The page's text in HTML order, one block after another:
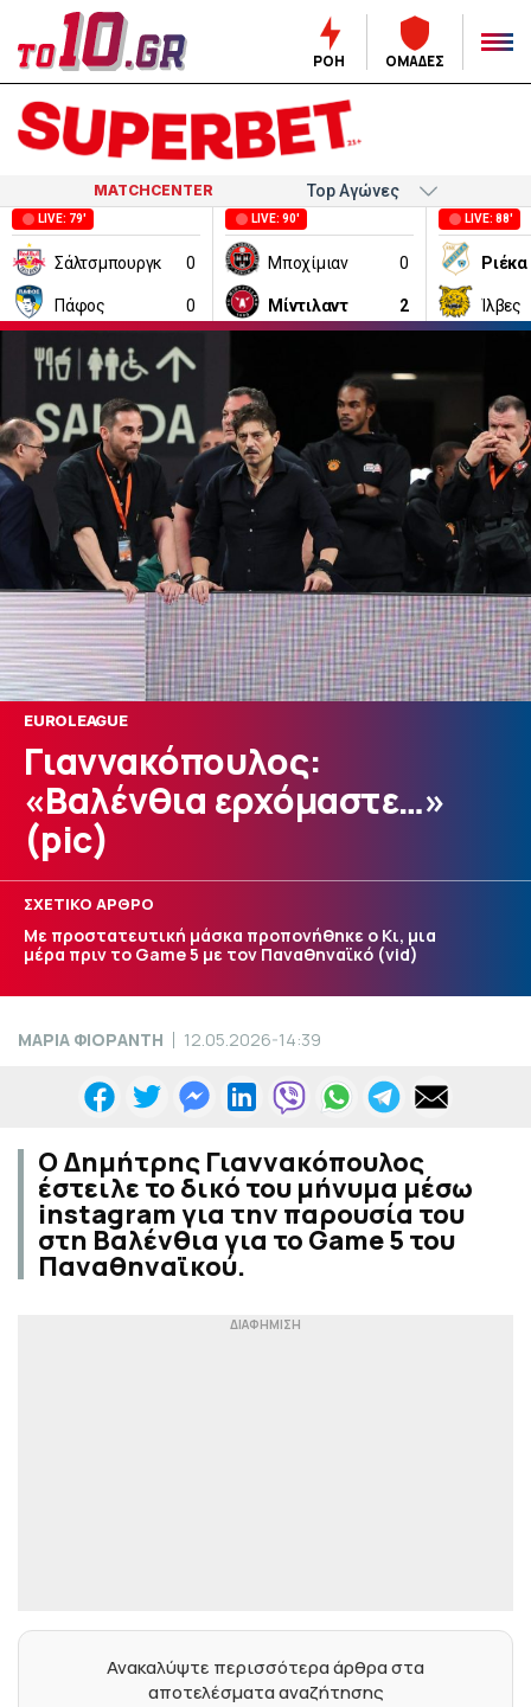
ΡΟΗ ΟΜΑΔΕΣ
MATCHCENTER
LIVE: 79'
Σάλτσμπουργκ 0
Πάφος 0
LIVE: 90'
Μποχίμιαν 0
Μίντιλαντ 2
LIVE: 88'
Ριέκα
Ίλβες
EUROLEAGUE
Γιαννακόπουλος:
«Βαλένθια ερχόμαστε…»
(pic)
ΣΧΕΤΙΚΟ ΑΡΘΡΟ
Με προστατευτική μάσκα προπονήθηκε ο Κι, μια
μέρα πριν το Game 5 με τον Παναθηναϊκό (vid)
ΜΑΡΙΑ ΦΙΟΡΑΝΤΗ 12.05.2026-14:39
Ο Δημήτρης Γιαννακόπουλος
έστειλε το δικό του μήνυμα μέσω
instagram για την παρουσία του
στη Βαλένθια για το Game 5 του
Παναθηναϊκού.
Ανακαλύψτε περισσότερα άρθρα στα
αποτελέσματα αναζήτησης